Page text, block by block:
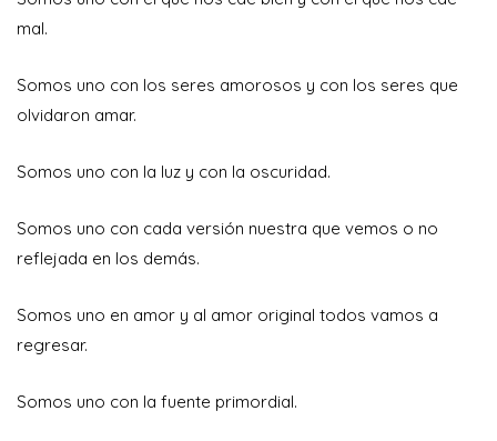
mal.
Somos uno con los seres amorosos y con los seres que
olvidaron amar.
Somos uno con la luz y con la oscuridad.
Somos uno con cada versión nuestra que vemos o no
reflejada en los demás.
Somos uno en amor y al amor original todos vamos a
regresar.
Somos uno con la fuente primordial.